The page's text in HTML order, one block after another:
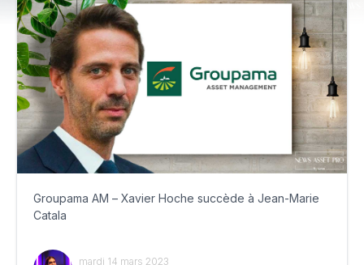
Groupama AM – Xavier Hoche succède à Jean-Marie
Catala
mardi 14 mars 2023